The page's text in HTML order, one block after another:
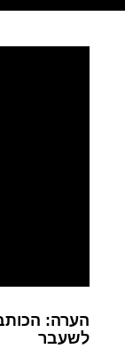
הערה:
לשעבר